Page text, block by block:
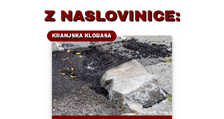
Z NASLOVINICE:
KRANJSKA KLOBASA